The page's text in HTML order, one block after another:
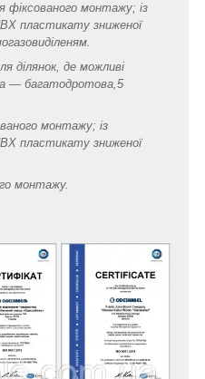
монтажу; із
пластикату зниженої
ділянок, де можливі
— багатодротова,5
монтажу; із
пластикату зниженої
монтажу.